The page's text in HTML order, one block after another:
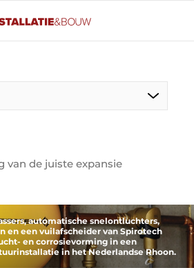
Bedankt voor de aanmelding
van de juiste expansie
automatische snelontluchters,
en een vuilafscheider van Spirotech
en corrosievorming in een
in het Nederlandse Rhoon.